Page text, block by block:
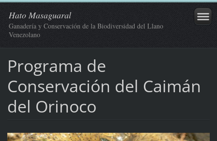
Hato Masaguaral
Ganadería y Conservación de la Biodiversidad del Llano
Venezolano
Programa de
Conservación del Caimán
del Orinoco